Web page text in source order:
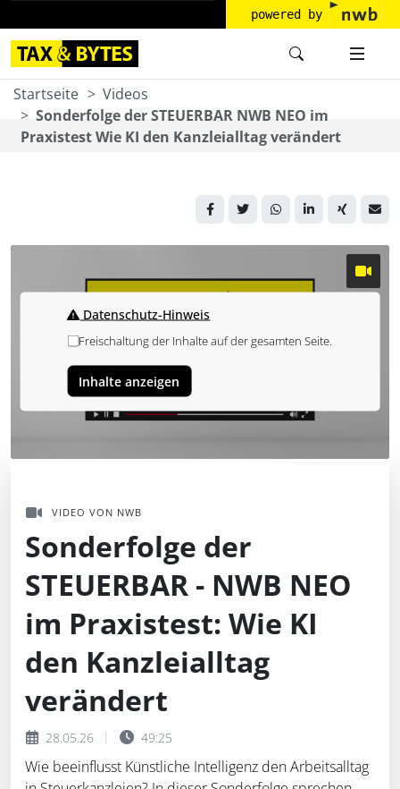
powered by
Startseite
Videos
Sonderfolge der STEUERBAR NWB NEO im
Praxistest Wie KI den Kanzleialltag verändert
Datenschutz-Hinweis
Freischaltung der Inhalte auf der gesamten Seite.
Inhalte anzeigen
VIDEO VON NWB
Sonderfolge der
STEUERBAR - NWB NEO
im Praxistest: Wie KI
den Kanzleialltag
verändert
28.05.26 49:25
Wie beeinflusst Künstliche Intelligenz den Arbeitsalltag